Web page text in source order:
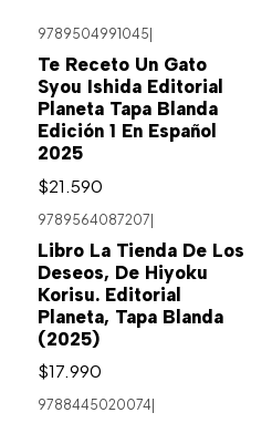
9789504991045
Te Receto Un Gato
Syou Ishida Editorial
Planeta Tapa Blanda
Edición 1 En Español
2025
$21.590
9789564087207|
Libro La Tienda De Los
Deseos, De Hiyoku
Korisu. Editorial
Planeta, Tapa Blanda
(2025)
$17.990
9788445020074